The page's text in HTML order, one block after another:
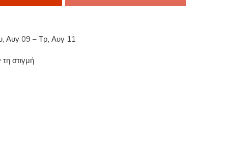
Αυγ 09 – Τρ, Αυγ 11
στιγμή